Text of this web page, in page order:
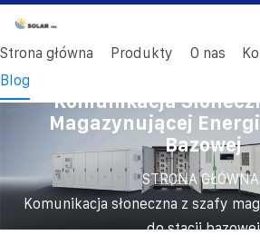
Strona główna Produkty O nas
Blog
Komunikacja
Magazynującej
Bazowej
STRONA GŁÓWNA
Komunikacja słoneczna z szafy
do stacji bazowej